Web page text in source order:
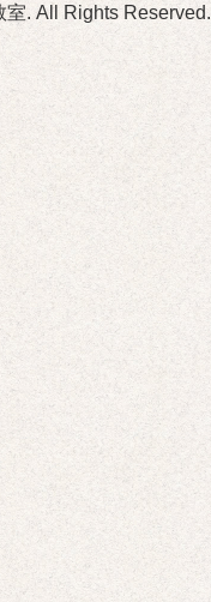
室. All Rights Reserved.